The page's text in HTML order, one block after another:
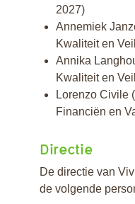
2027)
Annemiek
Kwaliteit en
Annika
Kwaliteit en
Lorenzo Civile
Financiën en
Directie
De directie van
de volgende